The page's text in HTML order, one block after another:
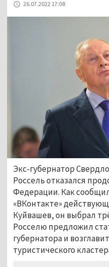
26.07.2022 17:08
Экс-губернатор
Россель отказался
Федерации. Как
«ВКонтакте»
Куйвашев, он выбрал
Росселю предложил
губернатора и
туристического